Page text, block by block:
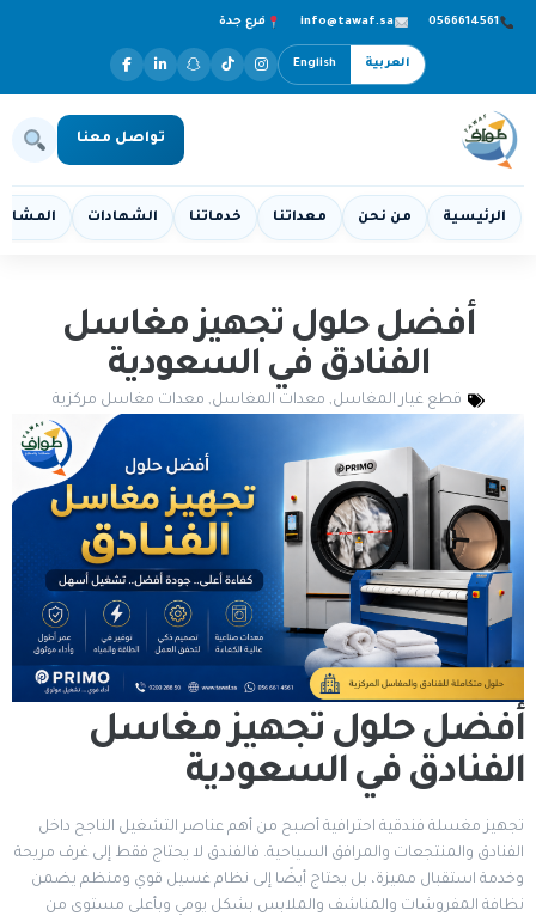
0566614561
info@tawaf.sa فرع جدة
العربية English
تواصل معنا
الرئيسية من نحن معداتنا خدماتنا الشهادات
أفضل حلول تجهيز مغاسل
الفنادق في السعودية
قطع غيار المغاسل, معدات المغاسل, معدات مغاسل مركزية
أفضل حلول تجهيز مغاسل
الفنادق في السعودية
تجهيز مغسلة فندقية احترافية أصبح من أهم عناصر التشغيل الناجح داخل
الفنادق والمنتجعات والمرافق السياحية. فالفندق لا يحتاج فقط إلى غرف مريحة
وخدمة استقبال مميزة، بل يحتاج أيضًا إلى نظام غسيل قوي ومنظم يضمن
نظافة المفروشات والمناشف والملابس بشكل يومي وبأعلى مستوى من